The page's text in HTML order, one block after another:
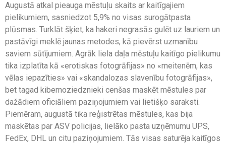
Augustā atkal pieauga mēstuļu skaits ar kaitīgajiem
pielikumiem, sasniedzot 5,9% no visas surogātpasta
plūsmas. Turklāt šķiet, ka hakeri negrasās gulēt uz lauriem un
pastāvīgi meklē jaunas metodes, kā pievērst uzmanību
saviem sūtījumiem. Agrāk liela daļa mēstuļu kaitīgo pielikumu
tika izplatīta kā «erotiskas fotogrāfijas» no «meitenēm, kas
vēlas iepazīties» vai «skandalozas slavenību fotogrāfijas»,
bet tagad kibernoziedznieki cenšas maskēt mēstules par
dažādiem oficiāliem paziņojumiem vai lietišķo saraksti.
Piemēram, augustā tika reģistrētas mēstules, kas bija
maskētas par ASV policijas, lielāko pasta uzņēmumu UPS,
FedEx, DHL un citu paziņojumiem. Tās visas saturēja kaitīgos